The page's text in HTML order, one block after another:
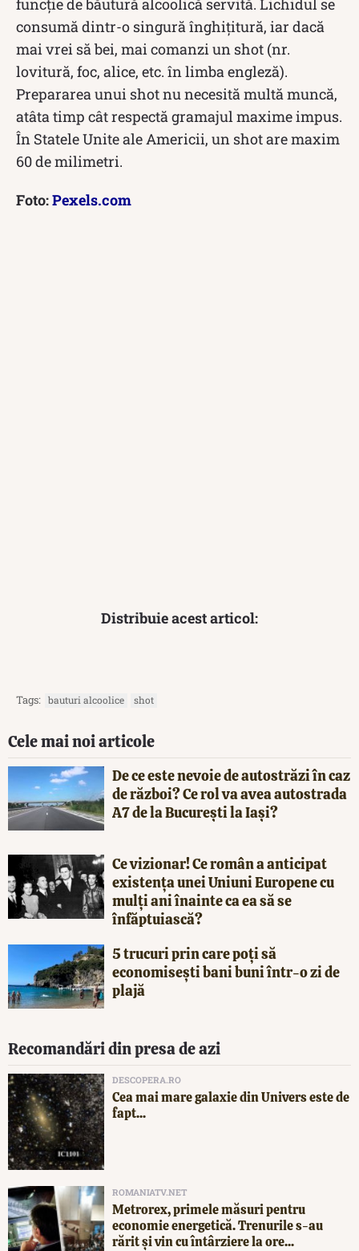
consumă dintr-o singură înghițitură, iar dacă
mai vrei să bei, mai comanzi un shot (nr.
lovitură, foc, alice, etc. în limba engleză).
Prepararea unui shot nu necesită multă muncă,
atâta timp cât respectă gramajul maxime impus.
În Statele Unite ale Americii, un shot are maxim
60 de milimetri.
Foto:Pexels.com
Distribuie acest articol:
Tags: bauturi alcoolice shot
Cele mai noi articole
De ce este nevoie de autostrăzi în caz
de război? Ce rol va avea autostrada
A7 de la București la Iași?
Ce vizionar! Ce român a anticipat
existența unei Uniuni Europene cu
mulți ani înainte ca ea să se
înfăptuiască?
5 trucuri prin care poți să
economisești bani buni într-o zi de
plajă
Recomandări din presa de azi
DESCOPERA.RO
Cea mai mare galaxie din Univers este de
fapt...
ROMANIATV.NET
Metrorex, primele măsuri pentru
economie energetică. Trenurile s-au
rărit și vin cu întârziere la ore...